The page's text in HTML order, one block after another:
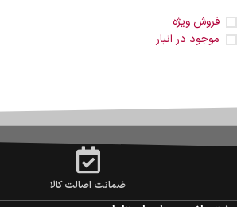
فروش ویژه
موجود در انبار
ضمانت اصالت کالا